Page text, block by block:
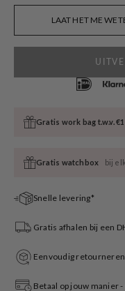
LAAT HET ME
Gratis work bag t.w.v.
Gratis watchbox bij
Snelle levering*
Gratis afhalen bij een
Eenvoudig retourneren
Betaal op jouw manier